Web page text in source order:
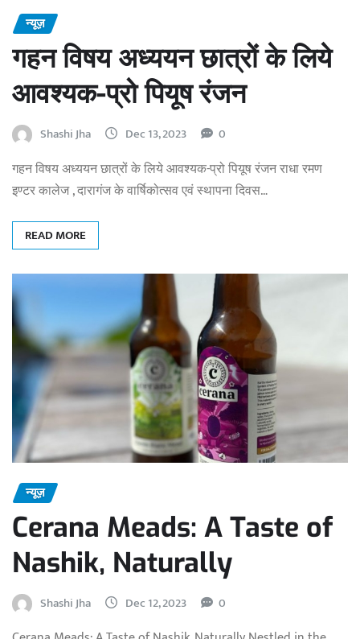
न्यूज़
गहन विषय अध्ययन छात्रों के लिये
आवश्यक-प्रो पियूष रंजन
Shashi Jha Dec 13, 2023 0
गहन विषय अध्ययन छात्रों के लिये आवश्यक-प्रो पियूष रंजन राधा रमण
इण्टर कालेज , दारागंज के वार्षिकोत्सव एवं स्थापना दिवस…
READ MORE
न्यूज़
Cerana Meads: A Taste of
Nashik, Naturally
Shashi Jha Dec 12, 2023 0